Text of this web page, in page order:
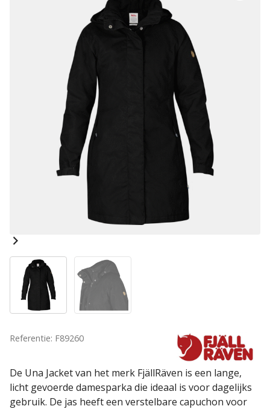
Referentie: F89260
De Una Jacket van het merk FjällRäven is een lange,
licht gevoerde damesparka die ideaal is voor dagelijks
gebruik. De jas heeft een verstelbare capuchon voor